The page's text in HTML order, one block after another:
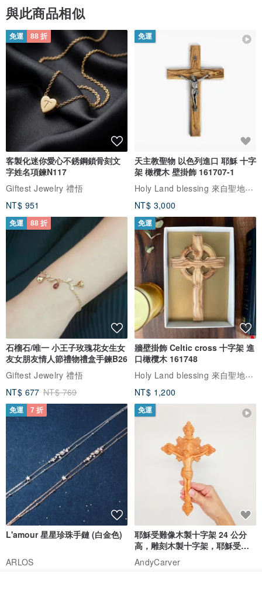
與此商品相似
免運 88 折
客製化迷你愛心不銹鋼鎖骨刻文
字姓名項鍊N117
Giftest Jewelry 禮悟
NT$ 951
免運
天主教聖物 以色列進口 耶穌 十字
架 橄欖木 壁掛飾 161707-1
Holy Land blessing 來自聖地的祝福
NT$ 3,000
免運 88 折
石榴石/唯一 小王子玫瑰花女生女
友女朋友情人節禮物禮盒手鍊B26
Giftest Jewelry 禮悟
NT$ 677 NT$ 769
免運
牆壁掛飾 Celtic cross 十字架 進
口橄欖木 161748
Holy Land blessing 來自聖地的祝福
NT$ 1,200
免運 7 折
L'amour 星星珍珠手鏈 (白金色)
ARLOS
免運
耶穌受難像木製十字架 24 公分
高，雕刻木製十字架，耶穌受難
像天主教十字架
AndyCarver